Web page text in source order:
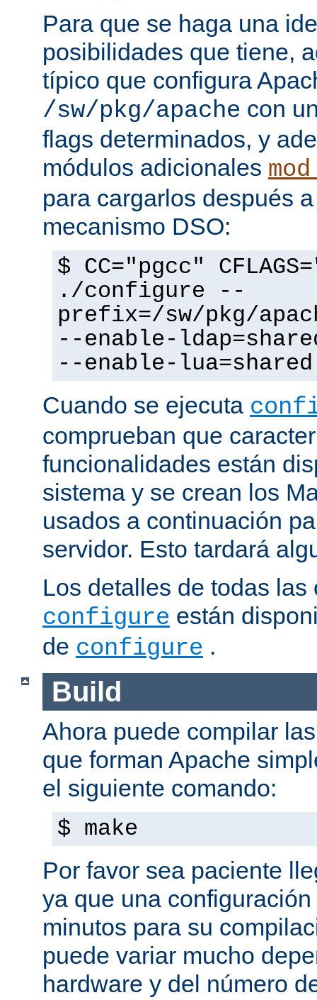
Para que se haga una
posibilidades que tiene,
típico que configura
/sw/pkg/apache con
flags determinados, y
módulos adicionales
para cargarlos después
mecanismo DSO:
$ CC="pgcc"
./configure --
prefix=/sw/pkg/
--enable-
--enable-lua=shared
Cuando se ejecuta
comprueban que
funcionalidades están
sistema y se crean los
usados a continuación
servidor. Esto tardará
Los detalles de todas las
configure están
de configure .
Build
Ahora puede compilar
que forman Apache
el siguiente comando:
$ make
Por favor sea paciente
ya que una
minutos para su
puede variar mucho
hardware y del número